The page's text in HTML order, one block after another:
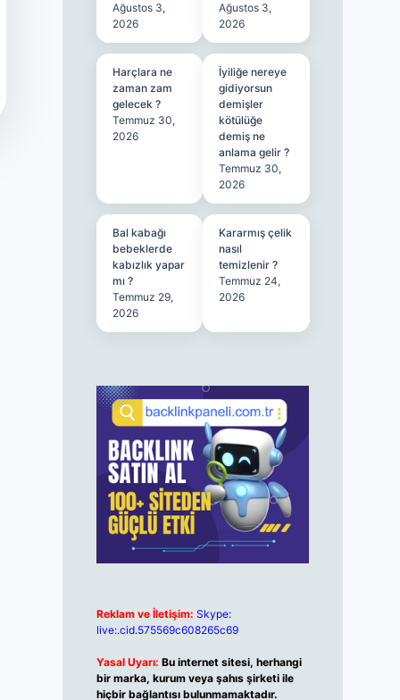
Ağustos 3,
2026
Ağustos 3,
2026
Harçlara ne
zaman zam
gelecek ?
Temmuz 30,
2026
İyiliğe nereye
gidiyorsun
demişler
kötülüğe
demiş ne
anlama gelir ?
Temmuz 30,
2026
Bal kabağı
bebeklerde
kabızlık yapar
mı ?
Temmuz 29,
2026
Kararmış çelik
nasıl
temizlenir ?
Temmuz 24,
2026
Reklam ve İletişim: Skype:
live:.cid.575569c608265c69
Yasal Uyarı: Bu internet sitesi, herhangi
bir marka, kurum veya şahıs şirketi ile
hiçbir bağlantısı bulunmamaktadır.